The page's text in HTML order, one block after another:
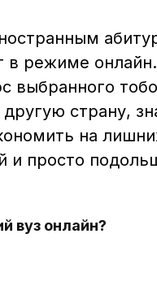
в режиме
выбранного
страну,
на
и просто
вуз онлайн?